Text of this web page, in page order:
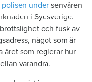
polisen under senvåren
i Sydsverige.
och fusk av
något som är
året som reglerar hur
varandra.